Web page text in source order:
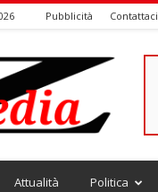
Pubblicità Contattaci
Attualità Politica